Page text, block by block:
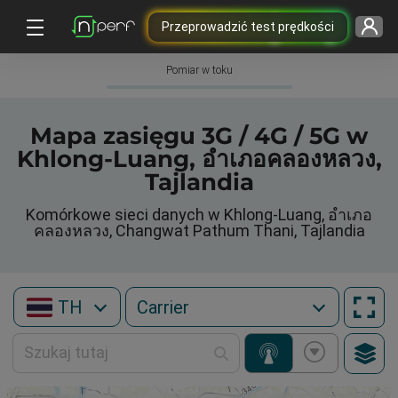
Przeprowadzić test prędkości
Pomiar w toku
Mapa zasięgu 3G / 4G / 5G w
Khlong-Luang, อำเภอคลองหลวง,
Tajlandia
Komórkowe sieci danych w Khlong-Luang, อำเภอ
คลองหลวง, Changwat Pathum Thani, Tajlandia
TH